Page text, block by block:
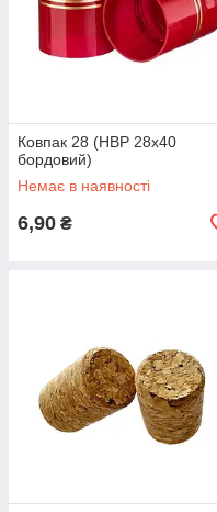
Ковпак 28 (НВР 28х40
бордовий)
Немає в наявності
6,90 ₴